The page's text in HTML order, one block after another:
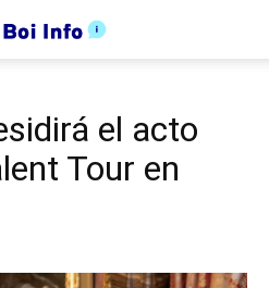
el acto
Tour en